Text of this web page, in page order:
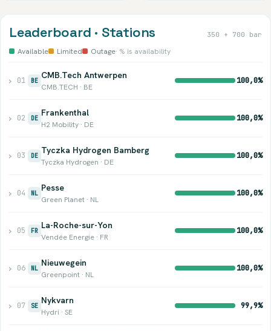
Leaderboard · Stations 350 + 700 bar
Available Limited Outage· % is availability
› 01 BE
CMB.Tech Antwerpen
CMB.TECH · BE
100,0%
› 02 DE
Frankenthal
H2 Mobility · DE
100,0%
› 03 DE
Tyczka Hydrogen Bamberg
Tyczka Hydrogen · DE
100,0%
› 04 NL
Pesse
Green Planet · NL
100,0%
› 05 FR
La-Roche-sur-Yon
Vendée Energie · FR
100,0%
› 06 NL
Nieuwegein
Greenpoint · NL
100,0%
› 07 SE
Nykvarn
Hydri · SE
99,9%